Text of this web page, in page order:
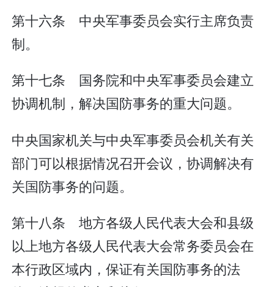
第十六条 中央军事委员会实行主席负责
制。
第十七条 国务院和中央军事委员会建立
协调机制，解决国防事务的重大问题。
中央国家机关与中央军事委员会机关有关
部门可以根据情况召开会议，协调解决有
关国防事务的问题。
第十八条 地方各级人民代表大会和县级
以上地方各级人民代表大会常务委员会在
本行政区域内，保证有关国防事务的法